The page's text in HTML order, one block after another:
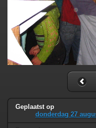
Geplaatst op
donderdag 27